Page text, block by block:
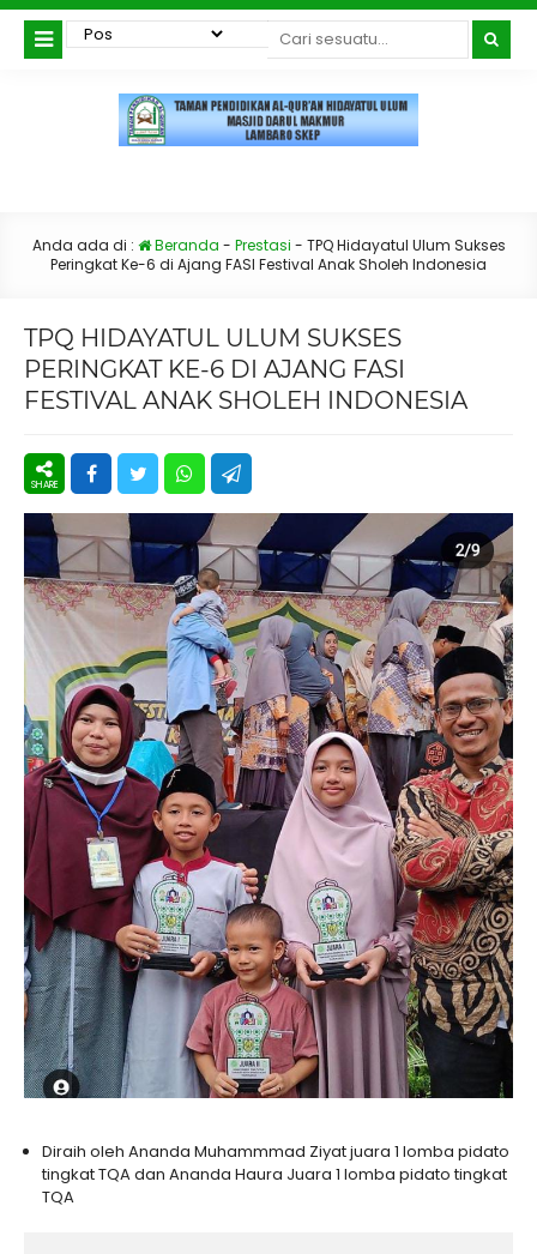
Anda ada di : Beranda - Prestasi - TPQ Hidayatul Ulum Sukses
Peringkat Ke-6 di Ajang FASI Festival Anak Sholeh Indonesia
TPQ HIDAYATUL ULUM SUKSES
PERINGKAT KE-6 DI AJANG FASI
FESTIVAL ANAK SHOLEH INDONESIA
Diraih oleh Ananda Muhammmad Ziyat juara 1 lomba pidato
tingkat TQA dan Ananda Haura Juara 1 lomba pidato tingkat
TQA